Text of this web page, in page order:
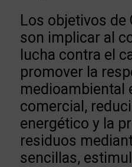
Los objetivos de
son implicar al
lucha contra el
promover la
medioambiental
comercial,
energético y la
residuos
sencillas,